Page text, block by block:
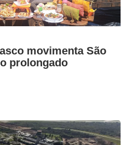
movimenta São
prolongado